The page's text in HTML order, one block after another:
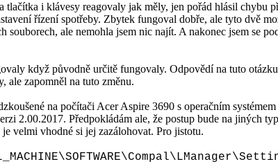
i klávesy reagovaly jak měly, jen pořád hlásil chybu
řízení spotřeby. Zbytek fungoval dobře, ale tyto dvě
souborech, ale nemohla jsem nic najít. A nakonec jsem se
když původně určitě fungovaly. Odpovědí na tuto
ale zapomněl na tuto změnu.
na počítači Acer Aspire 3690 s operačním
2.00.2017. Předpokládám ale, že postup bude na jiných
velmi vhodné si jej zazálohovat. Pro jistotu.